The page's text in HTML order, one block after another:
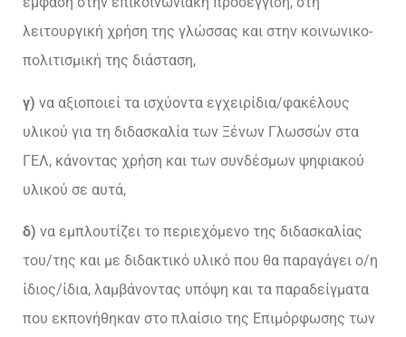
λειτουργική χρήση της γλώσσας και στην κοινωνικο-
πολιτισμική της διάσταση,
γ) να αξιοποιεί τα ισχύοντα εγχειρίδια/φακέλους
υλικού για τη διδασκαλία των Ξένων Γλωσσών στα
ΓΕΛ, κάνοντας χρήση και των συνδέσμων ψηφιακού
υλικού σε αυτά,
δ) να εμπλουτίζει το περιεχόμενο της διδασκαλίας
του/της και με διδακτικό υλικό που θα παραγάγει ο/η
ίδιος/ίδια, λαμβάνοντας υπόψη και τα παραδείγματα
που εκπονήθηκαν στο πλαίσιο της Επιμόρφωσης των